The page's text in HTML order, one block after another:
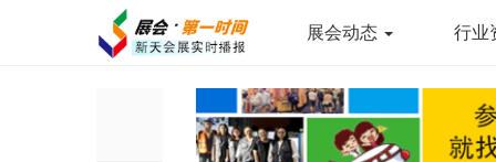
展会动态 行业